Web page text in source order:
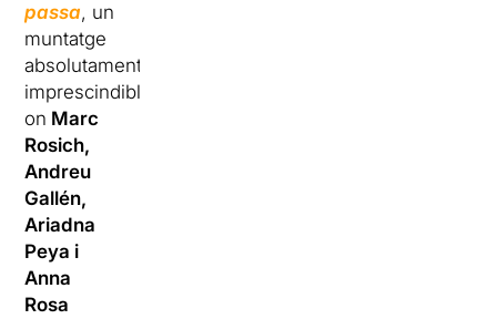
passa, un
muntatge
absolutament
imprescindible
on Marc
Rosich,
Andreu
Gallén,
Ariadna
Peya i
Anna
Rosa